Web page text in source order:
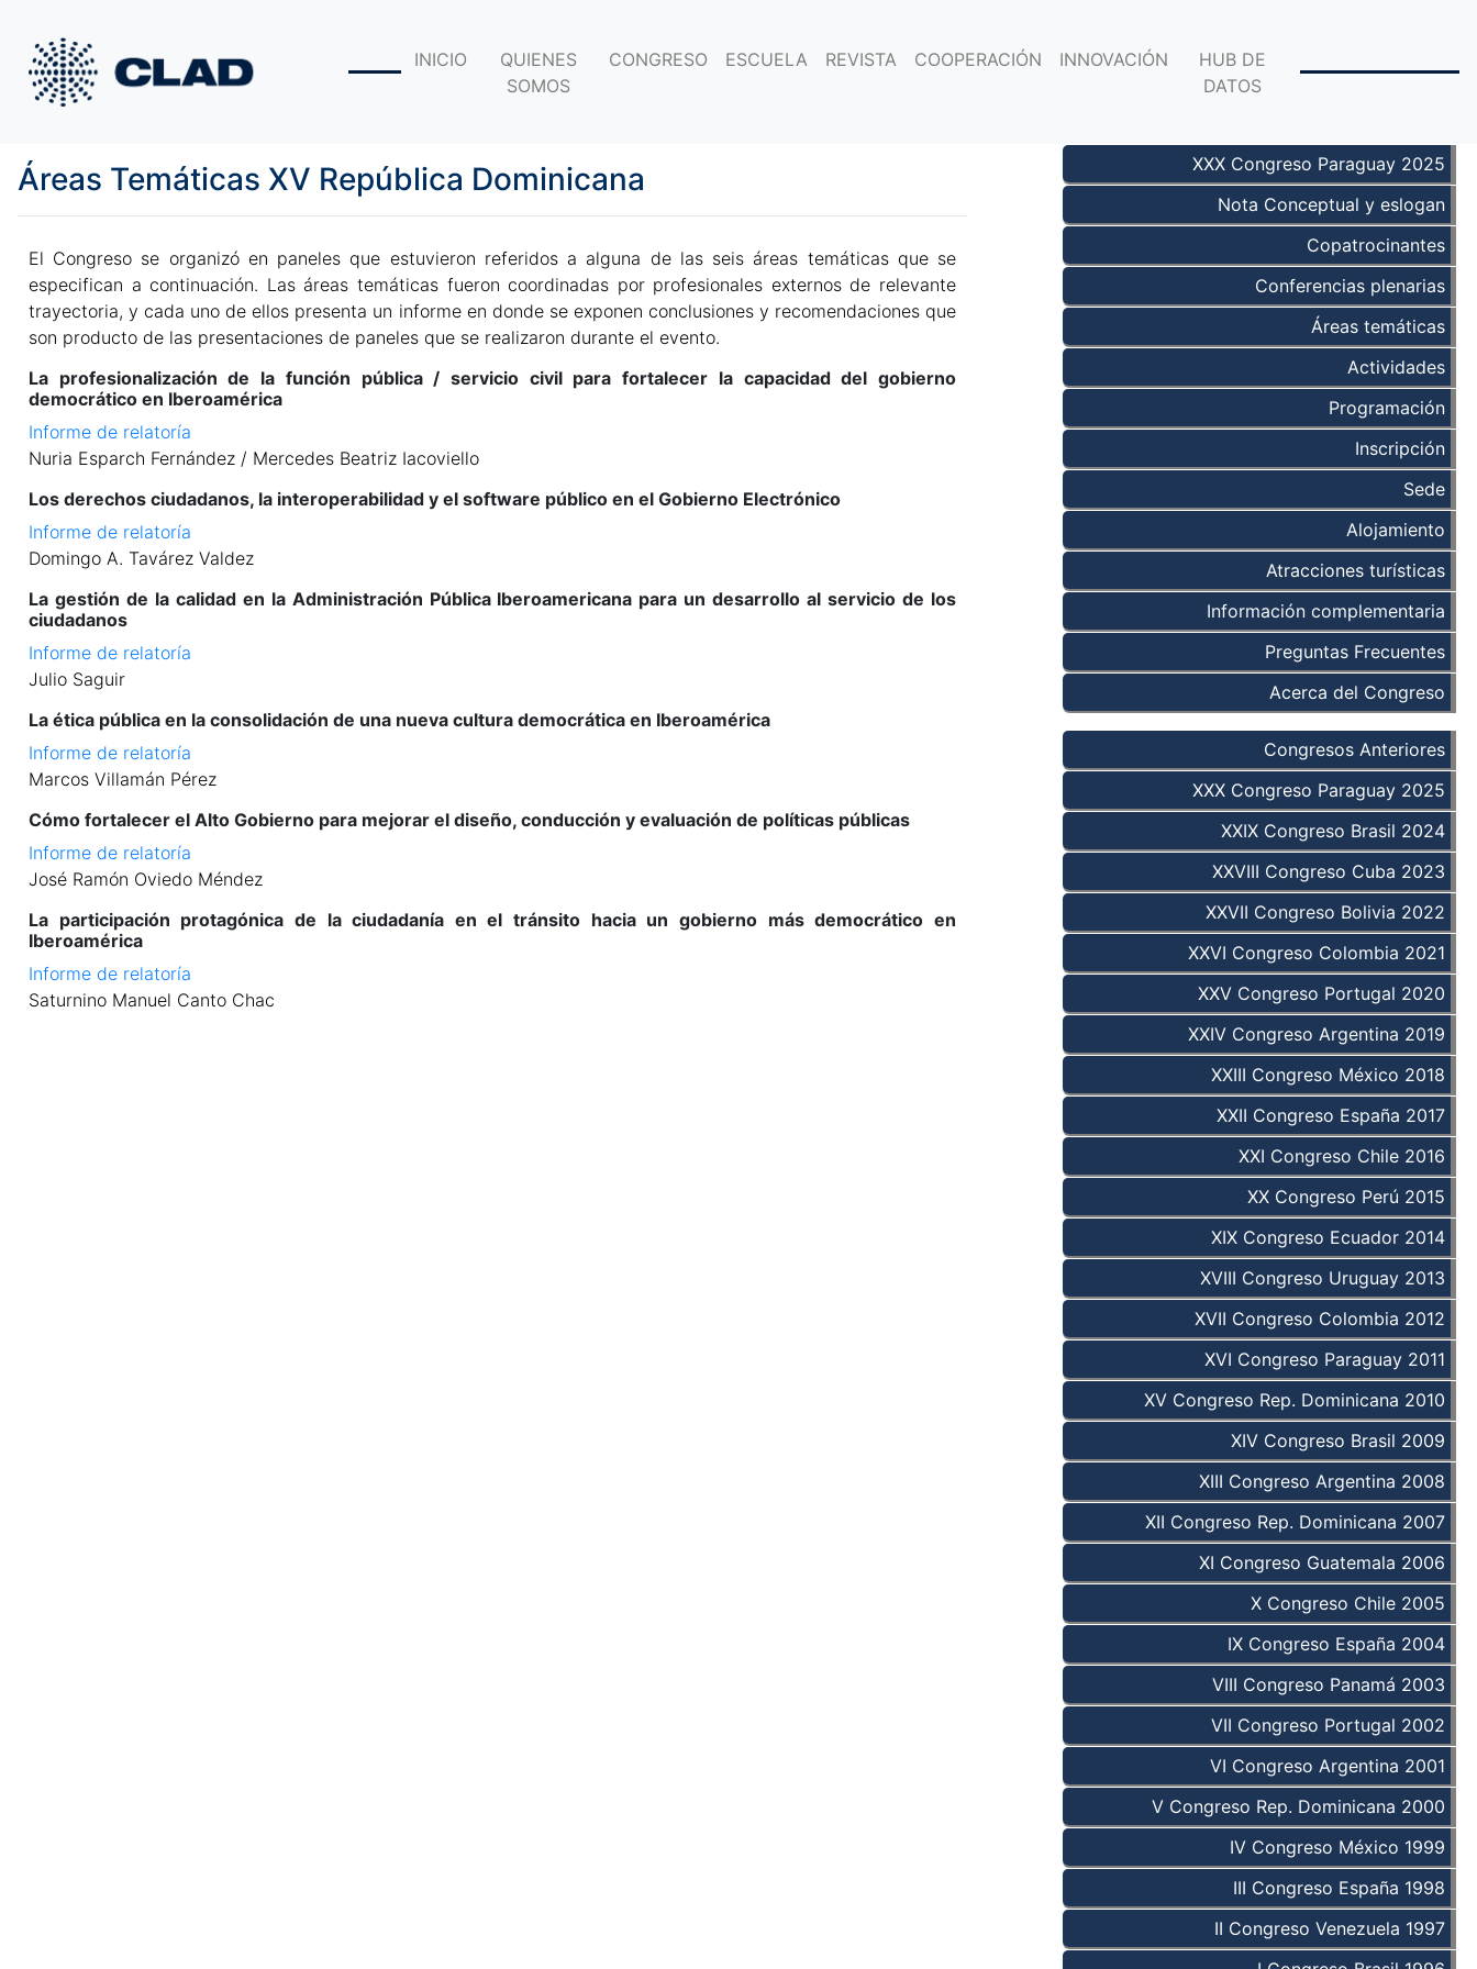
INICIO
QUIENES
SOMOS
CONGRESO ESCUELA REVISTA COOPERACIÓN INNOVACIÓN
HUB DE
DATOS
Áreas Temáticas XV República Dominicana
El Congreso se organizó en paneles que estuvieron referidos a alguna de las seis áreas temáticas que se
especifican a continuación. Las áreas temáticas fueron coordinadas por profesionales externos de relevante
trayectoria, y cada uno de ellos presenta un informe en donde se exponen conclusiones y recomendaciones que
son producto de las presentaciones de paneles que se realizaron durante el evento.
La profesionalización de la función pública / servicio civil para fortalecer la capacidad del gobierno
democrático en Iberoamérica
Informe de relatoría
Nuria Esparch Fernández / Mercedes Beatriz Iacoviello
Los derechos ciudadanos, la interoperabilidad y el software público en el Gobierno Electrónico
Informe de relatoría
Domingo A. Tavárez Valdez
La gestión de la calidad en la Administración Pública Iberoamericana para un desarrollo al servicio de los
ciudadanos
Informe de relatoría
Julio Saguir
La ética pública en la consolidación de una nueva cultura democrática en Iberoamérica
Informe de relatoría
Marcos Villamán Pérez
Cómo fortalecer el Alto Gobierno para mejorar el diseño, conducción y evaluación de políticas públicas
Informe de relatoría
José Ramón Oviedo Méndez
La participación protagónica de la ciudadanía en el tránsito hacia un gobierno más democrático en
Iberoamérica
Informe de relatoría
Saturnino Manuel Canto Chac
XXX Congreso Paraguay 2025
Nota Conceptual y eslogan
Copatrocinantes
Conferencias plenarias
Áreas temáticas
Actividades
Programación
Inscripción
Sede
Alojamiento
Atracciones turísticas
Información complementaria
Preguntas Frecuentes
Acerca del Congreso
Congresos Anteriores
XXX Congreso Paraguay 2025
XXIX Congreso Brasil 2024
XXVIII Congreso Cuba 2023
XXVII Congreso Bolivia 2022
XXVI Congreso Colombia 2021
XXV Congreso Portugal 2020
XXIV Congreso Argentina 2019
XXIII Congreso México 2018
XXII Congreso España 2017
XXI Congreso Chile 2016
XX Congreso Perú 2015
XIX Congreso Ecuador 2014
XVIII Congreso Uruguay 2013
XVII Congreso Colombia 2012
XVI Congreso Paraguay 2011
XV Congreso Rep. Dominicana 2010
XIV Congreso Brasil 2009
XIII Congreso Argentina 2008
XII Congreso Rep. Dominicana 2007
XI Congreso Guatemala 2006
X Congreso Chile 2005
IX Congreso España 2004
VIII Congreso Panamá 2003
VII Congreso Portugal 2002
VI Congreso Argentina 2001
V Congreso Rep. Dominicana 2000
IV Congreso México 1999
III Congreso España 1998
II Congreso Venezuela 1997